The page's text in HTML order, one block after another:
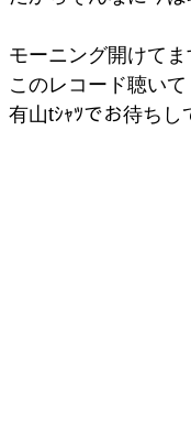
モーニング開けてま
このレコード聴いて
有山tｼｬﾂでお待ちし